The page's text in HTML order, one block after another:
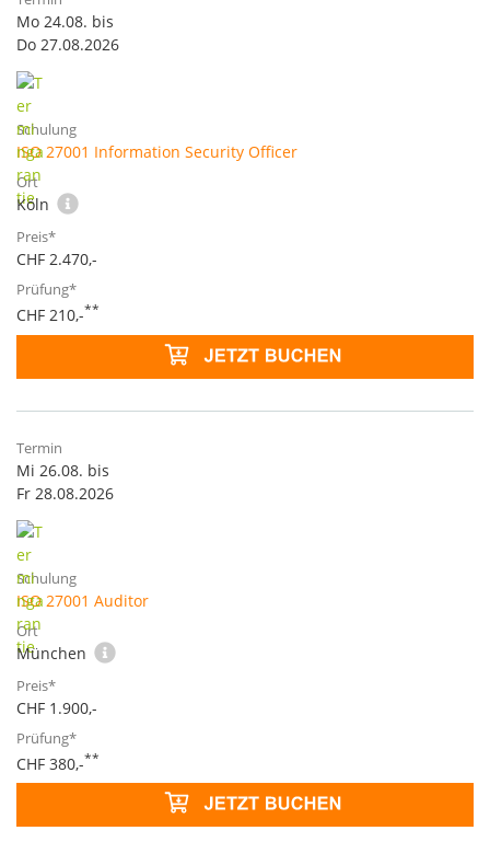
Mo 24.08. bis
Do 27.08.2026
ISO 27001 Information Security Officer
Köln
CHF 2.470,-
CHF 210,-**
Mi 26.08. bis
Fr 28.08.2026
ISO 27001 Auditor
München
CHF 1.900,-
CHF 380,-**